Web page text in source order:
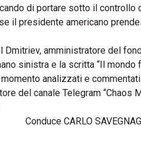
di portare sotto il controllo
il presidente americano
amministratore del
sinistra e la scritta “Il mondo
analizzati e
del canale Telegram “Chaos
Conduce CARLO